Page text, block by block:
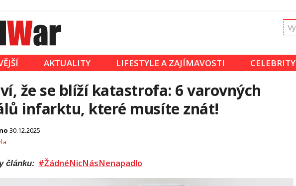
AKTUALITY LIFESTYLE A ZAJÍMAVOSTI CELEBRITY
že se blíží katastrofa: 6 varovných
infarktu, které musíte znát!
30.12.2025
článku: #ŽádnéNicNásNenapadlo